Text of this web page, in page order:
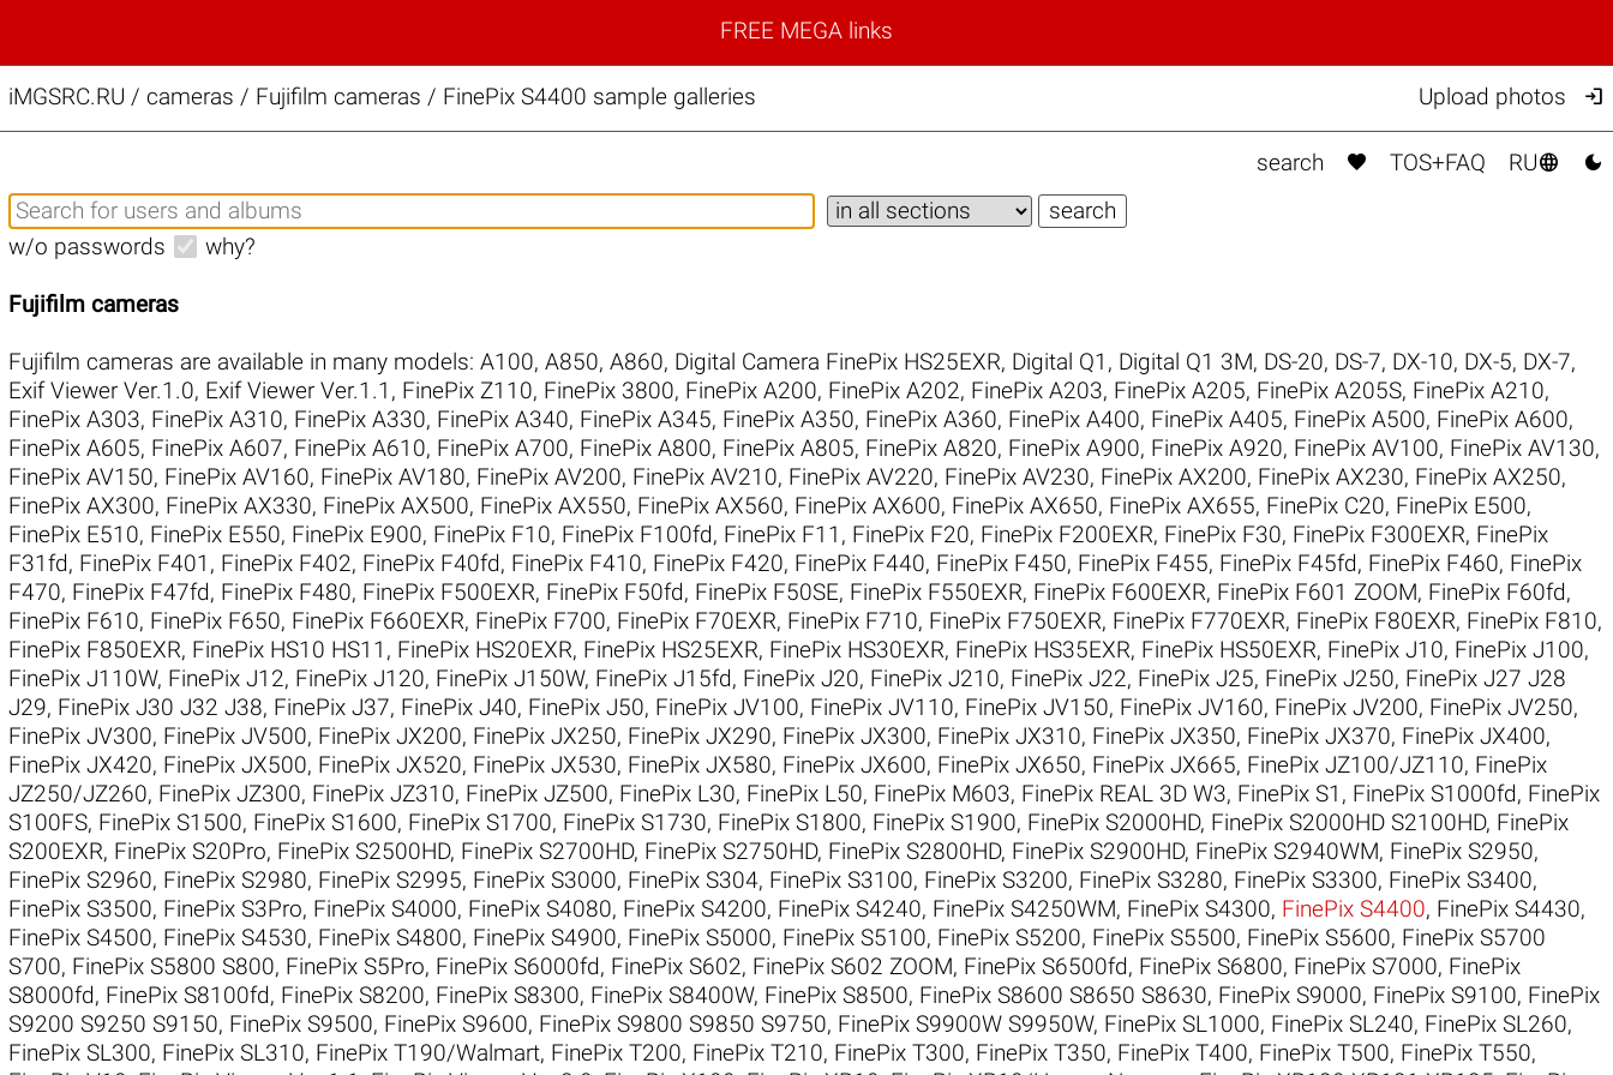
FREE MEGA links
iMGSRC.RU / cameras / Fujifilm cameras / FinePix S4400 sample galleries Upload photos 
search  TOS+FAQ RU 
w/o passwords why?
Fujifilm cameras
Fujifilm cameras are available in many models: A100, A850, A860, Digital Camera FinePix HS25EXR, Digital Q1 , Digital Q1 3M, DS-20, DS-7, DX-10, DX-5, DX-7,
Exif Viewer Ver.1.0, Exif Viewer Ver.1.1 , FinePix Z110, FinePix 3800, FinePix A200, FinePix A202, FinePix A203, FinePix A205, FinePix A205S, FinePix A210,
FinePix A303, FinePix A310, FinePix A330, FinePix A340, FinePix A345, FinePix A350, FinePix A360, FinePix A400, FinePix A405, FinePix A500, FinePix A600,
FinePix A605, FinePix A607, FinePix A610, FinePix A700, FinePix A800, FinePix A805, FinePix A820, FinePix A900, FinePix A920, FinePix AV100, FinePix AV130,
FinePix AV150, FinePix AV160, FinePix AV180, FinePix AV200, FinePix AV210, FinePix AV220, FinePix AV230, FinePix AX200, FinePix AX230, FinePix AX250,
FinePix AX300, FinePix AX330, FinePix AX500, FinePix AX550, FinePix AX560, FinePix AX600, FinePix AX650, FinePix AX655, FinePix C20, FinePix E500,
FinePix E510, FinePix E550, FinePix E900, FinePix F10, FinePix F100fd, FinePix F11 , FinePix F20, FinePix F200EXR, FinePix F30, FinePix F300EXR, FinePix
F31fd, FinePix F401 , FinePix F402, FinePix F40fd, FinePix F410, FinePix F420, FinePix F440, FinePix F450, FinePix F455, FinePix F45fd, FinePix F460, FinePix
F470, FinePix F47fd, FinePix F480, FinePix F500EXR, FinePix F50fd, FinePix F50SE, FinePix F550EXR, FinePix F600EXR, FinePix F601 ZOOM, FinePix F60fd,
FinePix F610, FinePix F650, FinePix F660EXR, FinePix F700, FinePix F70EXR, FinePix F710, FinePix F750EXR, FinePix F770EXR, FinePix F80EXR, FinePix F810,
FinePix F850EXR, FinePix HS10 HS11 , FinePix HS20EXR, FinePix HS25EXR, FinePix HS30EXR, FinePix HS35EXR, FinePix HS50EXR, FinePix J10, FinePix J100,
FinePix J110W, FinePix J12, FinePix J120, FinePix J150W, FinePix J15fd, FinePix J20, FinePix J210, FinePix J22, FinePix J25, FinePix J250, FinePix J27 J28
J29, FinePix J30 J32 J38, FinePix J37, FinePix J40, FinePix J50, FinePix JV100, FinePix JV110, FinePix JV150, FinePix JV160, FinePix JV200, FinePix JV250,
FinePix JV300, FinePix JV500, FinePix JX200, FinePix JX250, FinePix JX290, FinePix JX300, FinePix JX310, FinePix JX350, FinePix JX370, FinePix JX400,
FinePix JX420, FinePix JX500, FinePix JX520, FinePix JX530, FinePix JX580, FinePix JX600, FinePix JX650, FinePix JX665, FinePix JZ100/JZ110, FinePix
JZ250/JZ260, FinePix JZ300, FinePix JZ310, FinePix JZ500, FinePix L30, FinePix L50, FinePix M603, FinePix REAL 3D W3, FinePix S1 , FinePix S1000fd, FinePix
S100FS, FinePix S1500, FinePix S1600, FinePix S1700, FinePix S1730, FinePix S1800, FinePix S1900, FinePix S2000HD, FinePix S2000HD S2100HD, FinePix
S200EXR, FinePix S20Pro, FinePix S2500HD, FinePix S2700HD, FinePix S2750HD, FinePix S2800HD, FinePix S2900HD, FinePix S2940WM, FinePix S2950,
FinePix S2960, FinePix S2980, FinePix S2995, FinePix S3000, FinePix S304, FinePix S3100, FinePix S3200, FinePix S3280, FinePix S3300, FinePix S3400,
FinePix S3500, FinePix S3Pro, FinePix S4000, FinePix S4080, FinePix S4200, FinePix S4240, FinePix S4250WM, FinePix S4300, FinePix S4400, FinePix S4430,
FinePix S4500, FinePix S4530, FinePix S4800, FinePix S4900, FinePix S5000, FinePix S5100, FinePix S5200, FinePix S5500, FinePix S5600, FinePix S5700
S700, FinePix S5800 S800, FinePix S5Pro, FinePix S6000fd, FinePix S602, FinePix S602 ZOOM, FinePix S6500fd, FinePix S6800, FinePix S7000, FinePix
S8000fd, FinePix S8100fd, FinePix S8200, FinePix S8300, FinePix S8400W, FinePix S8500, FinePix S8600 S8650 S8630, FinePix S9000, FinePix S9100, FinePix
S9200 S9250 S9150, FinePix S9500, FinePix S9600, FinePix S9800 S9850 S9750, FinePix S9900W S9950W, FinePix SL1000, FinePix SL240, FinePix SL260,
FinePix SL300, FinePix SL310, FinePix T190/Walmart, FinePix T200, FinePix T210, FinePix T300, FinePix T350, FinePix T400, FinePix T500, FinePix T550,